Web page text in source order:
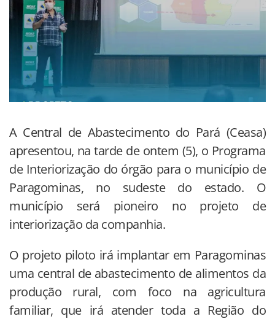
A Central de Abastecimento do Pará (Ceasa)
apresentou, na tarde de ontem (5), o Programa
de Interiorização do órgão para o município de
Paragominas, no sudeste do estado. O
município será pioneiro no projeto de
interiorização da companhia.
O projeto piloto irá implantar em Paragominas
uma central de abastecimento de alimentos da
produção rural, com foco na agricultura
familiar, que irá atender toda a Região do